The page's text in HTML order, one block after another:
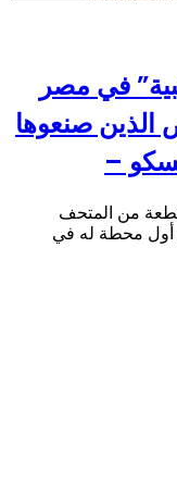
في مصر
صنعوها
–
معرض متجول لأكثر من 100 قطعة من المتحف
أول محطة له في